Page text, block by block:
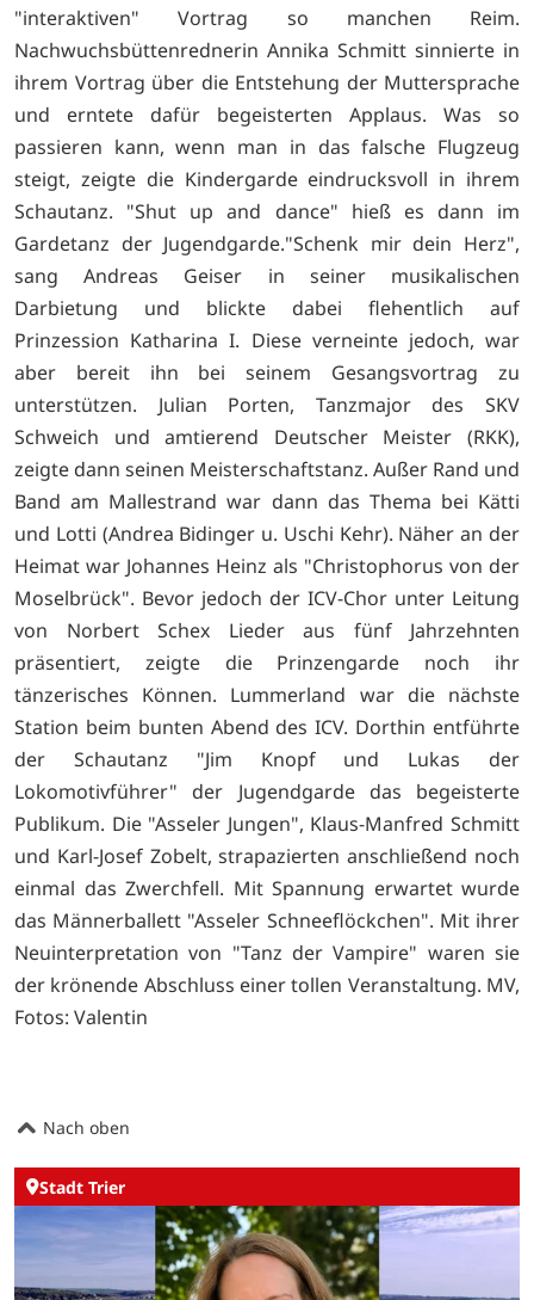
"interaktiven" Vortrag so manchen Reim.
Nachwuchsbüttenrednerin Annika Schmitt sinnierte in
ihrem Vortrag über die Entstehung der Muttersprache
und erntete dafür begeisterten Applaus. Was so
passieren kann, wenn man in das falsche Flugzeug
steigt, zeigte die Kindergarde eindrucksvoll in ihrem
Schautanz. "Shut up and dance" hieß es dann im
Gardetanz der Jugendgarde."Schenk mir dein Herz",
sang Andreas Geiser in seiner musikalischen
Darbietung und blickte dabei flehentlich auf
Prinzession Katharina I. Diese verneinte jedoch, war
aber bereit ihn bei seinem Gesangsvortrag zu
unterstützen. Julian Porten, Tanzmajor des SKV
Schweich und amtierend Deutscher Meister (RKK),
zeigte dann seinen Meisterschaftstanz. Außer Rand und
Band am Mallestrand war dann das Thema bei Kätti
und Lotti (Andrea Bidinger u. Uschi Kehr). Näher an der
Heimat war Johannes Heinz als "Christophorus von der
Moselbrück". Bevor jedoch der ICV-Chor unter Leitung
von Norbert Schex Lieder aus fünf Jahrzehnten
präsentiert, zeigte die Prinzengarde noch ihr
tänzerisches Können. Lummerland war die nächste
Station beim bunten Abend des ICV. Dorthin entführte
der Schautanz "Jim Knopf und Lukas der
Lokomotivführer" der Jugendgarde das begeisterte
Publikum. Die "Asseler Jungen", Klaus-Manfred Schmitt
und Karl-Josef Zobelt, strapazierten anschließend noch
einmal das Zwerchfell. Mit Spannung erwartet wurde
das Männerballett "Asseler Schneeflöckchen". Mit ihrer
Neuinterpretation von "Tanz der Vampire" waren sie
der krönende Abschluss einer tollen Veranstaltung. MV,
Fotos: Valentin
Nach oben
Stadt Trier